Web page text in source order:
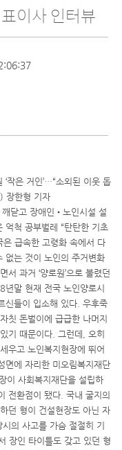
이사 인터뷰
작은 거인’…“소외된 이웃 돕
장한형 기자
닫고 장애인•노인시설 설
척 공부벌레 “탄탄한 기초
급속한 고령화 속에서 다
없는 것이 노인의 주거변화
서 과거 ‘양로원’으로 불렸던
말 현재 전국 노인양로시
들이 입소해 있다. 우후죽
칫 돈벌이에 급급한 나머지
기 때문이다. 그런데, 오히
우고 노인복지현장에 뛰어
면에 자리한 미오림복지재단
이 사회복지재단을 설립하
전환점이 됐다. 국내 굴지의
던 형이 건설현장도 아닌 자
의 사고를 가슴 절절히 기
장인 타이틀도 갖고 있던 형